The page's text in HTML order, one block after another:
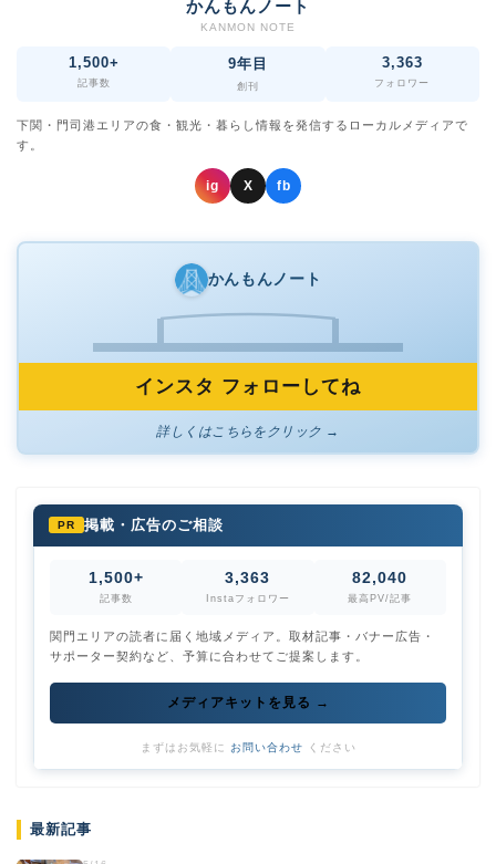
かんもんノート
KANMON NOTE
1,500+
記事数
9年目
創刊
3,363
フォロワー
下関・門司港エリアの食・観光・暮らし情報を発信するローカルメディアで
す。
ig X fb
かんもんノート
インスタ フォローしてね
詳しくはこちらをクリック →
PR 掲載・広告のご相談
1,500+
記事数
3,363
Instaフォロワー
82,040
最高PV/記事
関門エリアの読者に届く地域メディア。取材記事・バナー広告・
サポーター契約など、予算に合わせてご提案します。
メディアキットを見る →
まずはお気軽に お問い合わせ ください
最新記事